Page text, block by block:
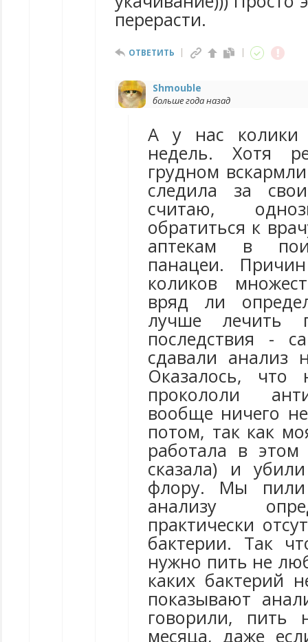
перерасти.
ОТВЕТИТЬ
Shmouble
больше года назад
А у нас колики
недель. Хотя
грудном
следила за
считаю,
обратиться к
аптекам в
панацеи.
коликов
вряд ли
лучше лечить
последствия -
сдавали анализ
Оказалось,
прокололи
вообще ничего
потом, так как
работала в
сказала) и
флору. Мы
анализу
практически
бактерии. Так
нужно пить не
каких бактерий
показывают
говорили, пить
месяца, даже